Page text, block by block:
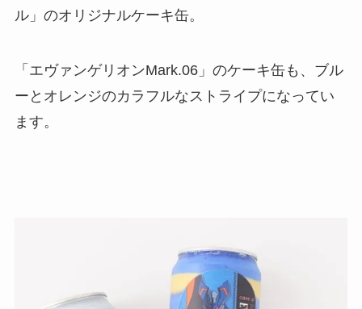
ル」のオリジナルケーキ缶。
「エヴァンゲリオンMark.06」のケーキ缶も、ブル
ーとオレンジのカラフルなストライプになってい
ます。